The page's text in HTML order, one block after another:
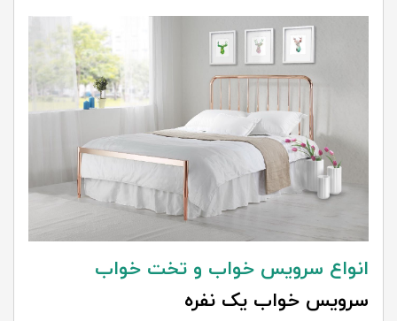
انواع سرویس خواب و تخت خواب
سرویس خواب یک نفره